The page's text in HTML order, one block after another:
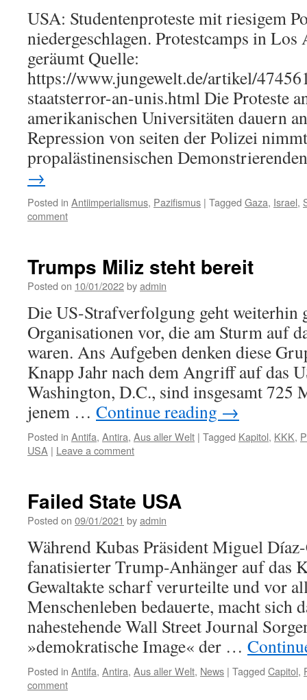
USA: Studentenproteste mit riesigem
niedergeschlagen. Protestcamps in
geräumt Quelle:
https://www.jungewelt.de/artikel/
staatsterror-an-unis.html Die Proteste
amerikanischen Universitäten dauern
Repression von seiten der Polizei
propalästinensischen
→
Posted in Antiimperialismus, Pazifismus | Tagged Gaza, Israel,
comment
Trumps Miliz steht bereit
Posted on 10/01/2022byadmin
Die US-Strafverfolgung geht weiterhin
Organisa­tionen vor, die am Sturm auf
waren. Ans Aufgeben denken diese
Knapp Jahr nach dem Angriff auf das
Washington, D.C., sind insgesamt 725
jenem … Continue reading →
Posted in Antifa, Antira, Aus aller Welt | Tagged Kapitol, KKK,
USA | Leave a comment
Failed State USA
Posted on 09/01/2021 byadmin
Während Kubas Präsident Miguel
fanatisierter Trump-Anhänger auf das
Gewaltakte scharf verurteilte und vor
Menschenleben bedauerte, macht sich
nahestehende Wall Street Journal
»demokratische Image« der …
Posted in Antifa, Antira, Aus aller Welt, News | Tagged Capitol,
comment